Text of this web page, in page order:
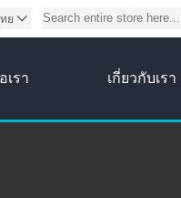
ย 
เรา เกี่ยวกับเรา